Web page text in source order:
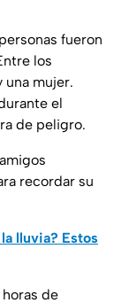
fueron
los
una mujer.
el
de peligro.
recordar su
lluvia? Estos
de